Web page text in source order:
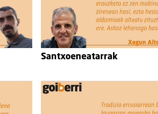
Santxoeneatarrak